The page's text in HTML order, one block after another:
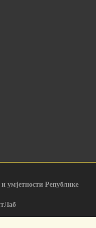
умјетности Републике